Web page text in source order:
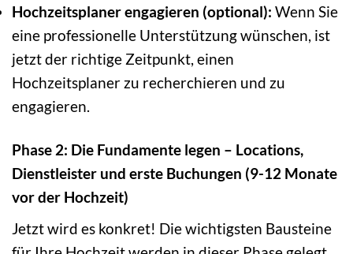
Hochzeitsplaner engagieren (optional): Wenn Sie
eine professionelle Unterstützung wünschen, ist
jetzt der richtige Zeitpunkt, einen
Hochzeitsplaner zu recherchieren und zu
engagieren.
Phase 2: Die Fundamente legen – Locations,
Dienstleister und erste Buchungen (9-12 Monate
vor der Hochzeit)
Jetzt wird es konkret! Die wichtigsten Bausteine